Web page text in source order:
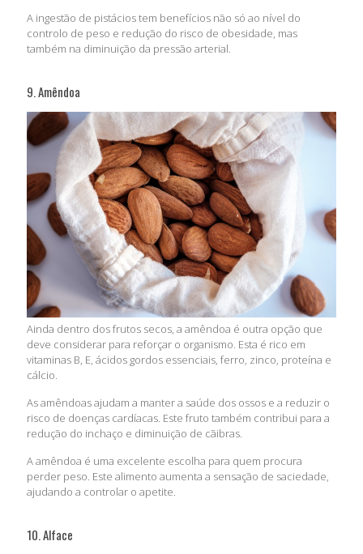
A ingestão de pistácios tem benefícios não só ao nível do
controlo de peso e redução do risco de obesidade, mas
também na diminuição da pressão arterial.
9. Amêndoa
Ainda dentro dos frutos secos, a amêndoa é outra opção que
deve considerar para reforçar o organismo. Esta é rico em
vitaminas B, E, ácidos gordos essenciais, ferro, zinco, proteína e
cálcio.
As amêndoas ajudam a manter a saúde dos ossos e a reduzir o
risco de doenças cardíacas. Este fruto também contribui para a
redução do inchaço e diminuição de cãibras.
A amêndoa é uma excelente escolha para quem procura
perder peso. Este alimento aumenta a sensação de saciedade,
ajudando a controlar o apetite.
10. Alface